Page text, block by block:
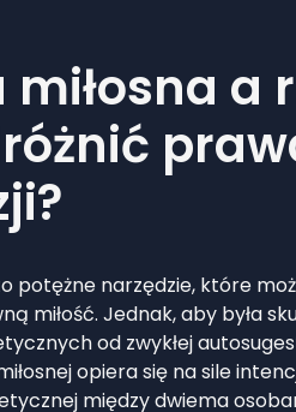
miłosna a
potężne narzędzie, które
miłość. Jednak, aby była
od zwykłej
opiera się na sile
między dwiema